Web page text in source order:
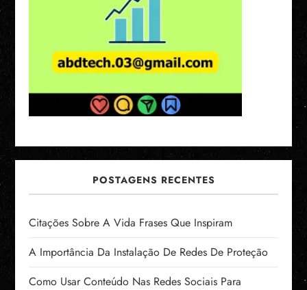
POSTAGENS RECENTES
Citações Sobre A Vida Frases Que Inspiram
A Importância Da Instalação De Redes De Proteção
Como Usar Conteúdo Nas Redes Sociais Para